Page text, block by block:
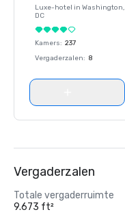
Luxe-hotel in Washington,
DC
Kamers: 237
Vergaderzalen: 8
Vergaderzalen
Totale vergaderruimte
9.673 ft²